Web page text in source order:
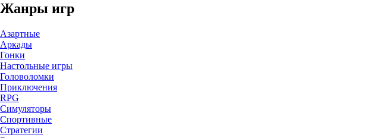
Жанры игр
Азартные
Аркады
Гонки
Настольные игры
Головоломки
Приключения
RPG
Симуляторы
Спортивные
Стратегии